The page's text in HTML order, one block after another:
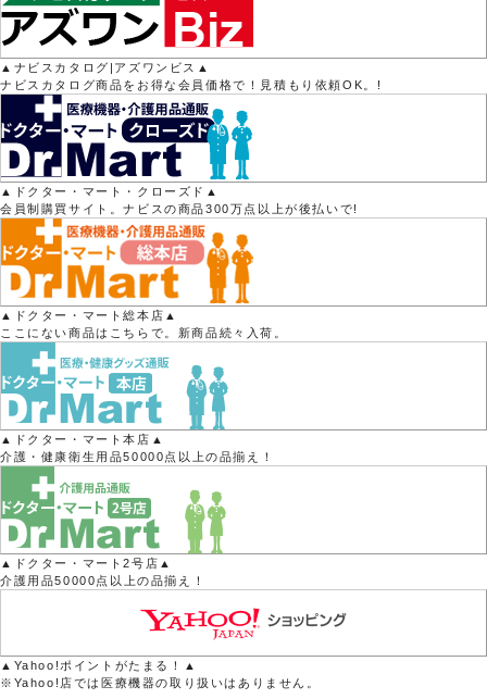
▲ナビスカタログ|アズワンビス▲
ナビスカタログ商品をお得な会員価格で！見積もり依頼OK。!
▲ドクター・マート・クローズド▲
会員制購買サイト。ナビスの商品300万点以上が後払いで!
▲ドクター・マート総本店▲
ここにない商品はこちらで。新商品続々入荷。
▲ドクター・マート本店▲
介護・健康衛生用品50000点以上の品揃え！
▲ドクター・マート2号店▲
介護用品50000点以上の品揃え！
▲Yahoo!ポイントがたまる！▲
※Yahoo!店では医療機器の取り扱いはありません。